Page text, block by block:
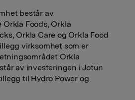
består av
Foods, Orkla
Orkla Care og Orkla Food
virksomhet som er
Orkla
av investeringen i Jotun
til Hydro Power og